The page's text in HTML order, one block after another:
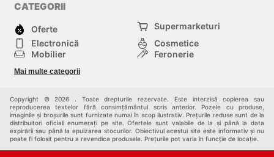
CATEGORII
Oferte
Supermarketuri
Electronică
Cosmetice
Mobilier
Feronerie
Copii
Mai multe categorii
Copyright © 2026 . Toate drepturile rezervate. Este interzisă copierea sau
reproducerea textelor fără consimțământul scris anterior. Pozele cu produse,
imaginile și broșurile sunt furnizate numai în scop ilustrativ. Prețurile reduse sunt de la
distribuitori oficiali enumerați pe site. Ofertele sunt valabile de la și până la data
expirării sau până la epuizarea stocurilor. Obiectivul acestui site este informativ și nu
poate fi folosit pentru a revendica produsele. Prețurile pot varia în funcție de locație.